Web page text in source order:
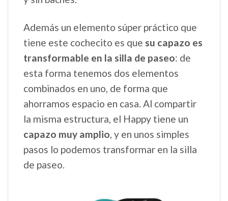
Además un elemento súper práctico que
tiene este cochecito es que su capazo es
transformable en la silla de paseo: de
esta forma tenemos dos elementos
combinados en uno, de forma que
ahorramos espacio en casa. Al compartir
la misma estructura, el Happy tiene un
capazo muy amplio, y en unos simples
pasos lo podemos transformar en la silla
de paseo.